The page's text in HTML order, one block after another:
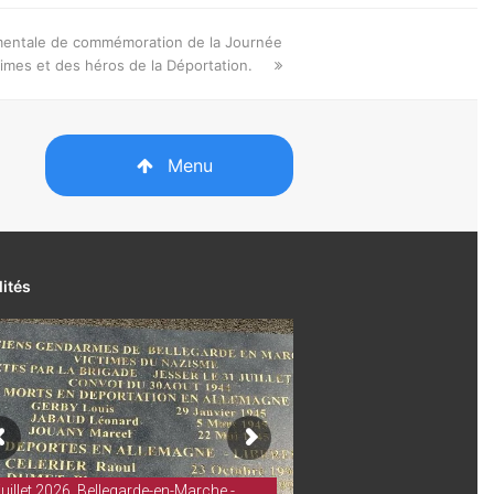
de commémoration de la Journée
et des héros de la Déportation.
Menu